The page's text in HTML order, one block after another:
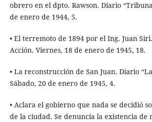
obrero en el dpto. Rawson. Diario
de enero de 1944, 5.
• El terremoto de 1894 por el Ing. Juan
Acción. Viernes, 18 de enero de 1945, 18.
• La reconstrucción de San Juan. Diario
Sábado, 20 de enero de 1945, 4.
• Aclara el gobierno que nada se decidió
de la ciudad. Se denuncia la existencia de